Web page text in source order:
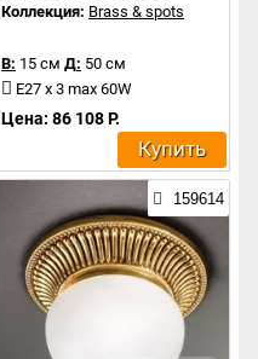
Коллекция: Brass & spots
В: 15 см Д: 50 см
E27 x 3 max 60W
Цена: 86 108 Р.
Купить
159614